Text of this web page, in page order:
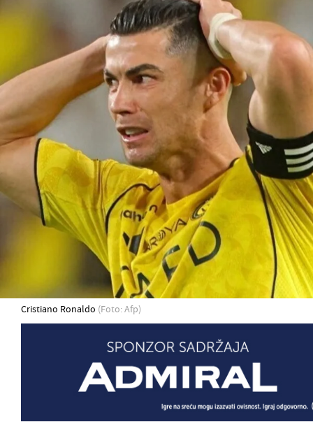
Cristiano Ronaldo (Foto: Afp)